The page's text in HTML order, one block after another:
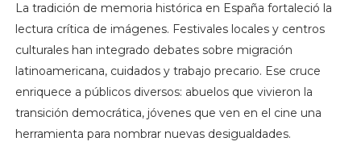
La tradición de memoria histórica en España fortaleció la
lectura crítica de imágenes. Festivales locales y centros
culturales han integrado debates sobre migración
latinoamericana, cuidados y trabajo precario. Ese cruce
enriquece a públicos diversos: abuelos que vivieron la
transición democrática, jóvenes que ven en el cine una
herramienta para nombrar nuevas desigualdades.